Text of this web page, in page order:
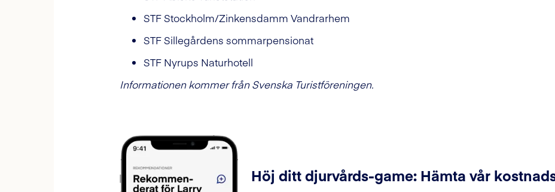
STF Stockholm/Zinkensdamm Vandrarhem
STF Sillegårdens sommarpensionat
STF Nyrups Naturhotell
Informationen kommer från Svenska Turistföreningen.
Höj ditt djurvårds-game: Hämta vår